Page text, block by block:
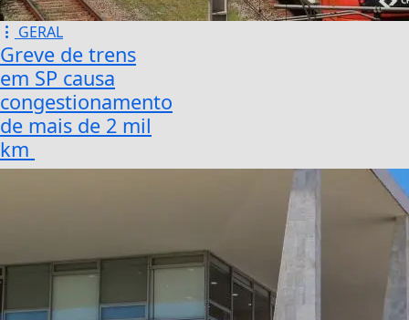
GERAL
Greve de trens
em SP causa
congestionamento
de mais de 2 mil
km